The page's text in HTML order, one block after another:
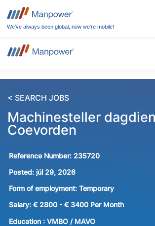
We’ve always been global, now we’re mobile!
< SEARCH JOBS
Machinesteller
Coevorden
Reference Number: 235720
Posted: júl 29, 2026
Form of employment: Temporary
Salary: € 2800 - € 3400 Per Month
Education : VMBO / MAVO